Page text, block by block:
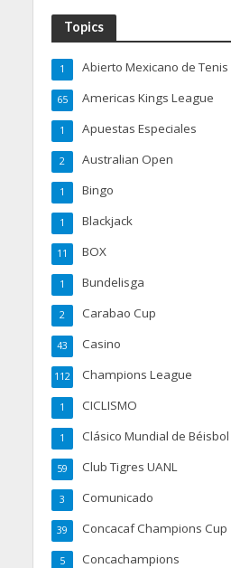
Topics
Abierto Mexicano de Tenis
1
Americas Kings League
65
Apuestas Especiales
1
Australian Open
2
Bingo
1
Blackjack
1
BOX
11
Bundelisga
1
Carabao Cup
2
Casino
43
Champions League
112
CICLISMO
1
Clásico Mundial de Béisbol
1
Club Tigres UANL
59
Comunicado
3
Concacaf Champions Cup
39
Concachampions
5